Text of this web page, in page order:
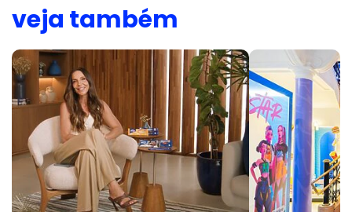
veja também